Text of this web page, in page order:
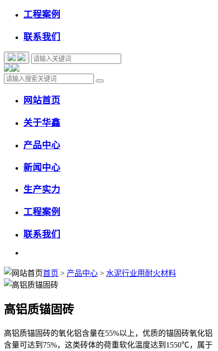
工程案例
联系我们
网站首页
关于华鑫
产品中心
新闻中心
生产实力
工程案例
联系我们
首页 > 产品中心 > 水泥行业用耐火材料
高铝质锚固砖
高铝质锚固砖的氧化铝含量在55%以上，优质的锚固砖氧化铝
含量可达到75%，这类砖体的荷重软化温度达到1550℃，属于